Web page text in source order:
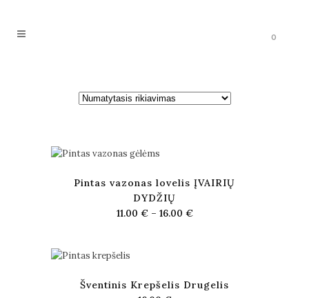
0
Pintas vazonas lovelis ĮVAIRIŲ
DYDŽIŲ
11.00 €– 16.00 €
Šventinis Krepšelis Drugelis